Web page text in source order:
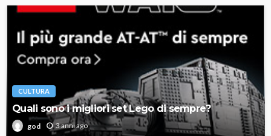
CULTURA
Quali sono i migliori set Lego di sempre?
god 3 anni ago